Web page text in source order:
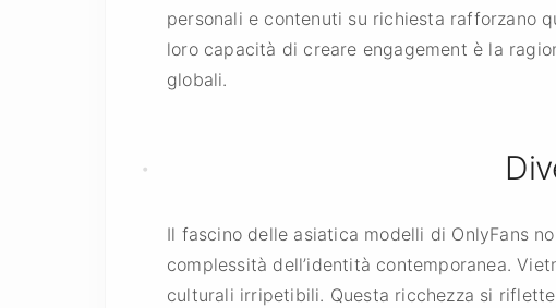
personali e contenuti su richiesta rafforzano
loro capacità di creare engagement è la
globali.
Il fascino delle asiatica modelli di OnlyFans
complessità dell’identità contemporanea.
culturali irripetibili. Questa ricchezza si